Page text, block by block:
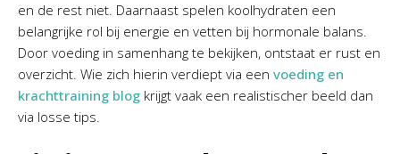
en de rest niet. Daarnaast spelen koolhydraten een
belangrijke rol bij energie en vetten bij hormonale balans.
Door voeding in samenhang te bekijken, ontstaat er rust en
overzicht. Wie zich hierin verdiept via een voeding en
krachttraining blog krijgt vaak een realistischer beeld dan
via losse tips.